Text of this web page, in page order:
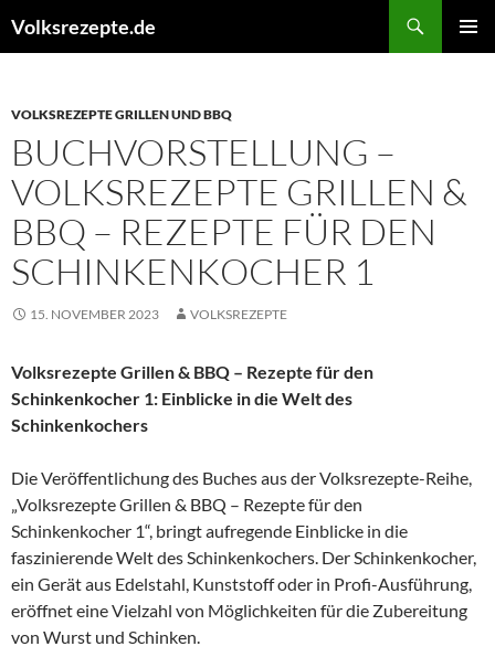
Inhalt
Volksrezepte.de
VOLKSREZEPTE GRILLEN UND BBQ
BUCHVORSTELLUNG –
VOLKSREZEPTE GRILLEN &
BBQ – REZEPTE FÜR DEN
SCHINKENKOCHER 1
15. NOVEMBER 2023 VOLKSREZEPTE
Volksrezepte Grillen & BBQ – Rezepte für den
Schinkenkocher 1: Einblicke in die Welt des
Schinkenkochers
Die Veröffentlichung des Buches aus der Volksrezepte-Reihe,
„Volksrezepte Grillen & BBQ – Rezepte für den
Schinkenkocher 1“, bringt aufregende Einblicke in die
faszinierende Welt des Schinkenkochers. Der Schinkenkocher,
ein Gerät aus Edelstahl, Kunststoff oder in Profi-Ausführung,
eröffnet eine Vielzahl von Möglichkeiten für die Zubereitung
von Wurst und Schinken.